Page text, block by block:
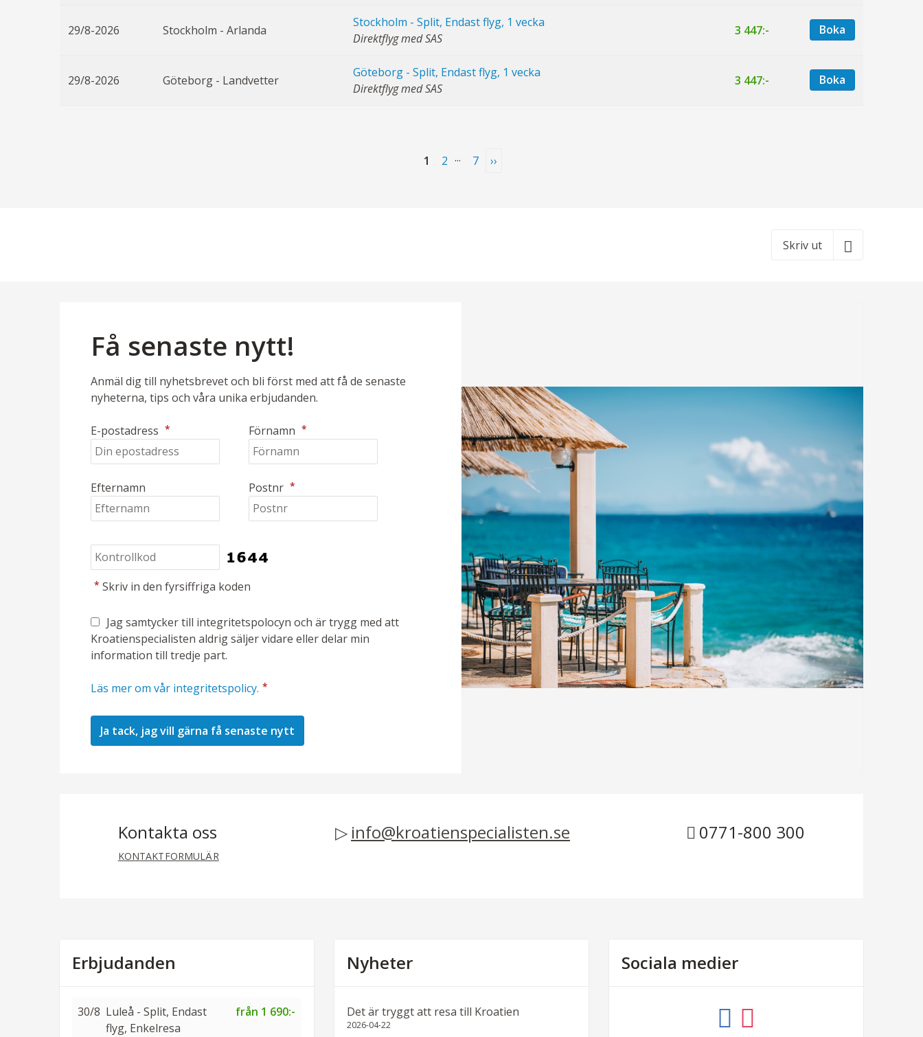
29/8-2026 Stockholm - Arlanda
Stockholm - Split, Endast flyg, 1 vecka
Direktflyg med SAS
3 447:- Boka
29/8-2026 Göteborg - Landvetter
Göteborg - Split, Endast flyg, 1 vecka
Direktflyg med SAS
3 447:- Boka
1 2 ... 7 ››
Skriv ut
Få senaste nytt!
Anmäl dig till nyhetsbrevet och bli först med att få de senaste
nyheterna, tips och våra unika erbjudanden.
E-postadress * Förnamn *
Efternamn Postnr *
* Skriv in den fyrsiffriga koden
Jag samtycker till integritetspolocyn och är trygg med att
Kroatienspecialisten aldrig säljer vidare eller delar min
information till tredje part.
Läs mer om vår integritetspolicy. *
Kontakta oss
KONTAKTFORMULÄR
info@kroatienspecialisten.se 0771-800 300
Erbjudanden
30/8 Luleå - Split, Endast
flyg, Enkelresa
från 1 690:-
Nyheter
Det är tryggt att resa till Kroatien
2026-04-22
Sociala medier